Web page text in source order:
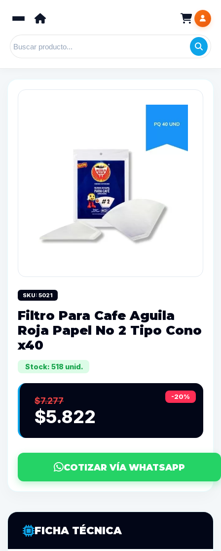
SKU: 5021
Filtro Para Cafe Aguila
Roja Papel No 2 Tipo Cono
x40
Stock: 518 unid.
-20%
$7.277
$5.822
COTIZAR VÍA WHATSAPP
FICHA TÉCNICA